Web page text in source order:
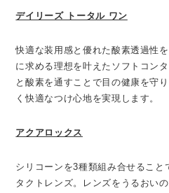
デイリーズ トータル ワン
快適な装用感と優れた酸素透過性
に求める理想を叶えたソフトコン
と酸素を通すことで目の健康を守
く快適なつけ心地を実現します。
アクアロックス
シリコーンを3種類組み合せること
タクトレンズ。レンズをうるおい